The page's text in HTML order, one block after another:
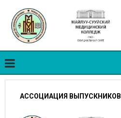
АССОЦИАЦИЯ ВЫПУСКНИКОВ